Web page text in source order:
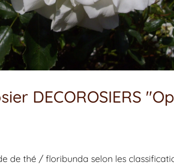
DECOROSIERS
de thé / floribunda selon les